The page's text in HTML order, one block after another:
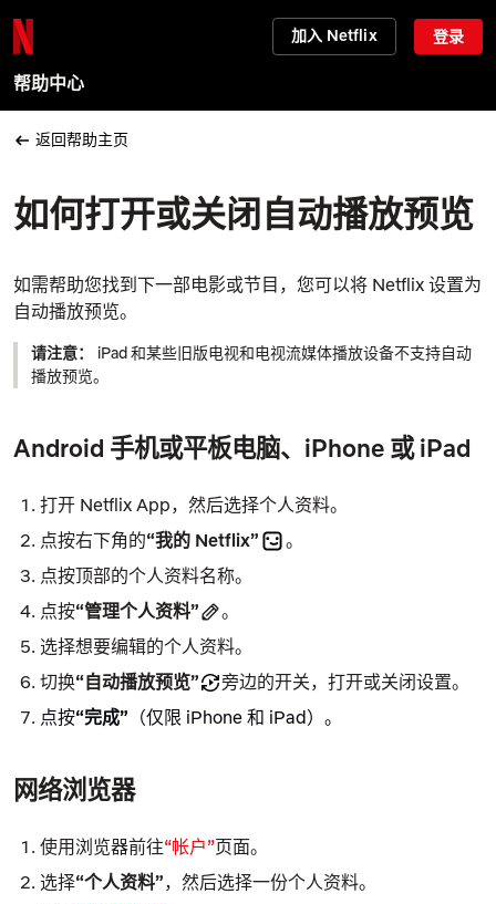
加入 Netflix 登录
帮助中心
返回帮助主页
如何打开或关闭自动播放预览
如需帮助您找到下一部电影或节目，您可以将 Netflix 设置为
自动播放预览。
请注意：
iPad 和某些旧版电视和电视流媒体播放设备不支持自动
播放预览。
Android 手机或平板电脑、iPhone 或 iPad
打开 Netflix App，然后选择个人资料。
点按右下角的“我的 Netflix”
。
点按顶部的个人资料名称。
点按“管理个人资料”
。
选择想要编辑的个人资料。
切换“自动播放预览”
旁边的开关，打开或关闭设置。
点按“完成” （仅限 iPhone 和 iPad）。
网络浏览器
使用浏览器前往“帐户”页面。
选择“个人资料”，然后选择一份个人资料。